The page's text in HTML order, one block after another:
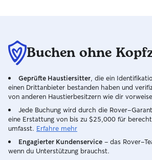
Buchen ohne
Geprüfte Haustiersitter , die ein
einen Drittanbieter bestanden haben und
von anderen Haustierbesitzern wie dir
Jede Buchung wird durch die Rover-
eine Erstattung von bis zu $25,000 für
umfasst. Erfahre mehr
Engagierter Kundenservice – das Rover-
wenn du Unterstützung brauchst.